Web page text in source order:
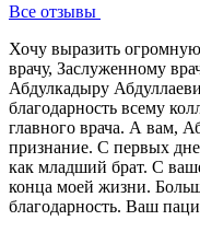
Все отзывы
Хочу выразить
врачу, Заслуженному
Абдулкадыру
благодарность всему
главного врача. А вам,
признание. С первых
как младший брат. С
конца моей жизни.
благодарность. Ваш